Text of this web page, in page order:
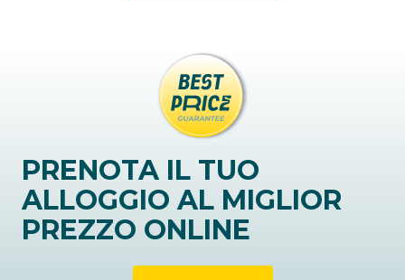
PRENOTA IL TUO
ALLOGGIO AL MIGLIOR
PREZZO ONLINE